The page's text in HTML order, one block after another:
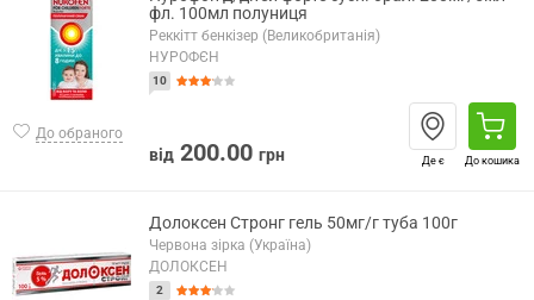
До обраного
фл. 100мл полуниця
Реккітт бенкізер (Великобританія)
НУРОФЄН
10
від 200.00 грн Де є До кошика
Долоксен Стронг гель 50мг/г туба 100г
Червона зірка (Україна)
ДОЛОКСЕН
2